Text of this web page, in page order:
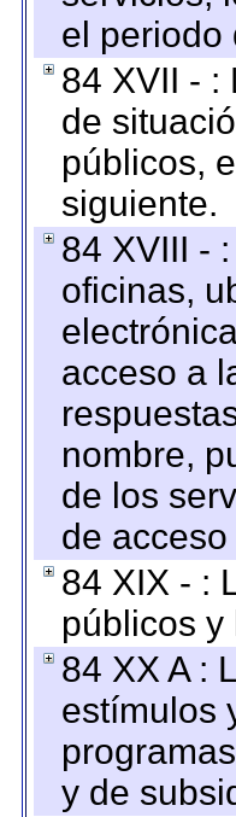
el periodo
84 XVII - :
de
públicos,
siguiente.
84 XVIII -
oficinas,
acceso a
nombre,
de los
de acceso
84 XIX - :
públicos y
84 XX A :
estímulos
y de